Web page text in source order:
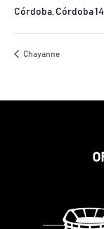
Córdoba, Córdoba
Chayanne